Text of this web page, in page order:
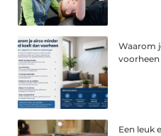
Waarom
voorheen
Een leuk